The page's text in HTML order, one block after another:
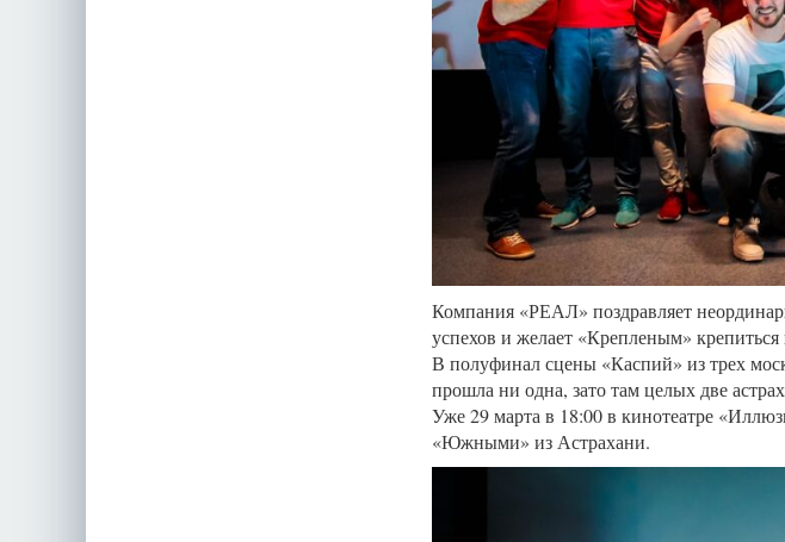
Компания «РЕАЛ» поздравляет
успехов и желает «Крепленым» крепиться
В полуфинал сцены «Каспий» из трех
прошла ни одна, зато там целых две
Уже 29 марта в 18:00 в кинотеатре
«Южными» из Астрахани.